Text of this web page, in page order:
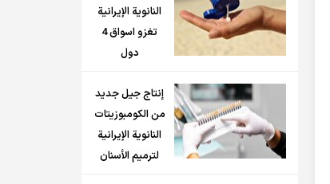
النانوية الإيرانية
تغزو اسواق 4
دول
إنتاج جيل جديد
من الكومبوزيتات
النانوية الإيرانية
لترميم الأسنان